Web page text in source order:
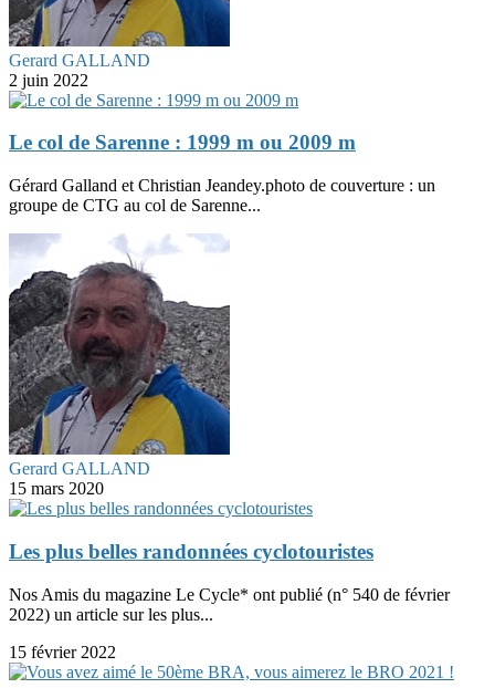
Gerard GALLAND
2 juin 2022
Le col de Sarenne : 1999 m ou 2009 m
Gérard Galland et Christian Jeandey.photo de couverture : un
groupe de CTG au col de Sarenne...
Gerard GALLAND
15 mars 2020
Les plus belles randonnées cyclotouristes
Nos Amis du magazine Le Cycle* ont publié (n° 540 de février
2022) un article sur les plus...
15 février 2022